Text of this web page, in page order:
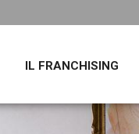
IL FRANCHISING